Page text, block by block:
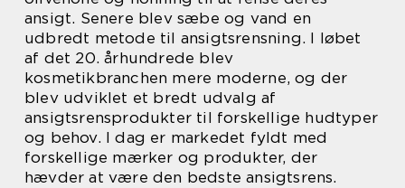
ansigt. Senere blev sæbe og vand en
udbredt metode til ansigtsrensning. I løbet
af det 20. århundrede blev
kosmetikbranchen mere moderne, og der
blev udviklet et bredt udvalg af
ansigtsrensprodukter til forskellige hudtyper
og behov. I dag er markedet fyldt med
forskellige mærker og produkter, der
hævder at være den bedste ansigtsrens.